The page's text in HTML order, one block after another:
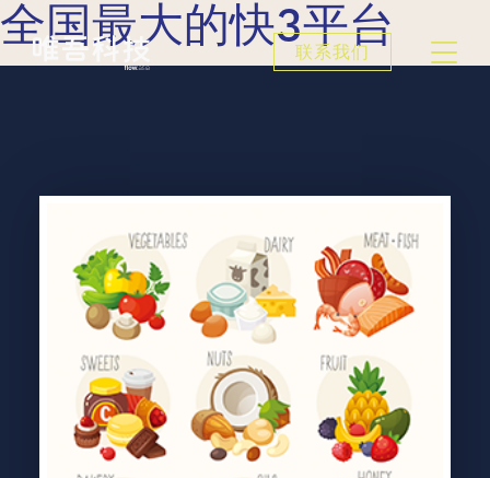
全国最大的快3平台
联系我们